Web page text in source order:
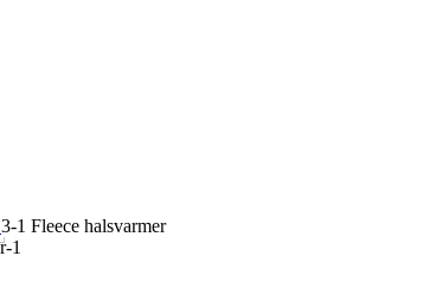
3-1 Fleece halsvarmer